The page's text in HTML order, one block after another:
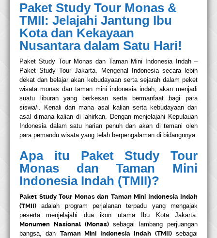
Paket Study Tour Monas &
TMII: Jelajahi Jantung Ibu
Kota dan Kekayaan
Nusantara dalam Satu Hari!
Paket Study Tour Monas dan Taman Mini Indonesia Indah–
Paket Study Tour Jakarta.
Mengenal Indonesia secara lebih
dekat dan belajar akan kebudayaan serta sejarah dalam peket
wisata monas dan taman mini indonesia indah, akan menjadi
suatu liburan yang berkesan serta bermanfaat bagi para
siswa/i. Kenali dari mana asal kalian serta kebudayaan dari
asal dimana kalian di lahirkan. Dengan menjelajahi Kepulauan
Indonesia dalam satu harian penuh dan akan di temani oleh
para pemandu wisata yang telah berpengalaman di bidangnnya.
Apa itu Paket Study Tour
Monas dan Taman Mini
Indonesia Indah (TMII)?
Paket Study Tour Monas dan Taman Mini Indonesia Indah
(TMII) adalah program perjalanan terpadu yang mengajak
peserta menjelajahi dua ikon utama Ibu Kota Jakarta:
Monumen Nasional (Monas)sebagai lambang perjuangan
bangsa, dan Taman Mini Indonesia Indah (TMII)sebagai